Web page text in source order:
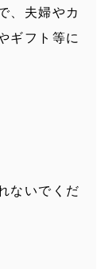
、夫婦やカ
ギフト等に
ないでくだ